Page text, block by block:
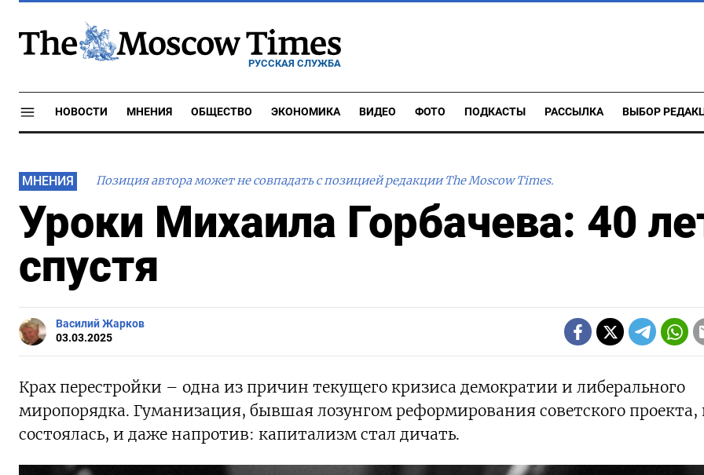
РУССКАЯ СЛУЖБА
НОВОСТИ МНЕНИЯ ОБЩЕСТВО ЭКОНОМИКА ВИДЕО ФОТО ПОДКАСТЫ РАССЫЛКА ВЫБОР
МНЕНИЯ Позиция автора может не совпадать с позицией редакции The Moscow Times.
Уроки Михаила Горбачева: 40
спустя
Василий Жарков
03.03.2025
Крах перестройки – одна из причин текущего кризиса демократии и либерального
миропорядка. Гуманизация, бывшая лозунгом реформирования советского проекта,
состоялась, и даже напротив: капитализм стал дичать.